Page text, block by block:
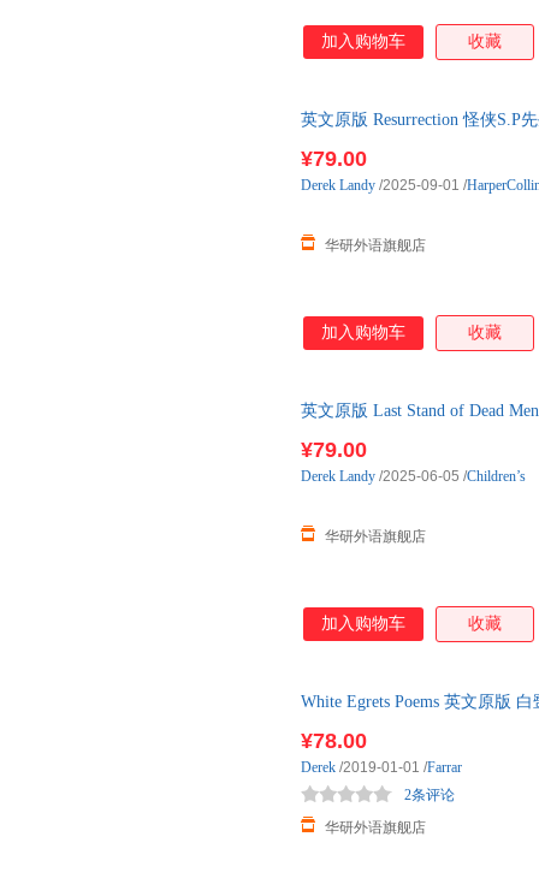
加入购物车 收藏
英文原版 Resurrection 怪侠S.P
¥79.00
华研外语旗舰店
Derek Landy /2025-09-01 /
加入购物车 收藏
英文原版 Last Stand of Dead
¥79.00
华研外语旗舰店
Derek Landy /2025-06-05 /Children’s
加入购物车 收藏
White Egrets Poems 英文原版
¥78.00
华研外语旗舰店
2条评论
Derek /2019-01-01 /Farrar